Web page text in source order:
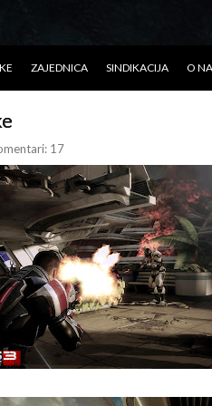
ZAJEDNICA SINDIKACIJA O
17